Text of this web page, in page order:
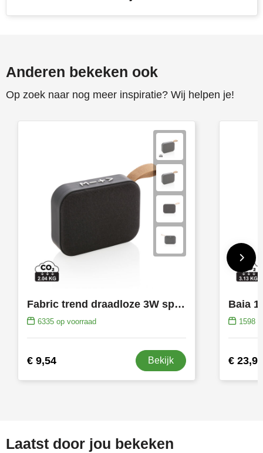
Anderen bekeken ook
Op zoek naar nog meer inspiratie? Wij helpen je!
Fabric trend draadloze 3W speaker
6335op voorraad
€ 9,54 Bekijk
Baia
1598
€ 23,90
Laatst door jou bekeken